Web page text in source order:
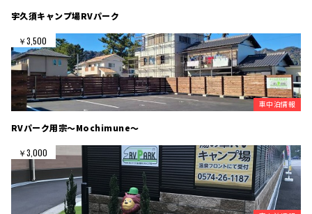
宇久須キャンプ場RVパーク
￥3,500
車中泊情報
RVパーク用宗～Mochimune～
￥3,000